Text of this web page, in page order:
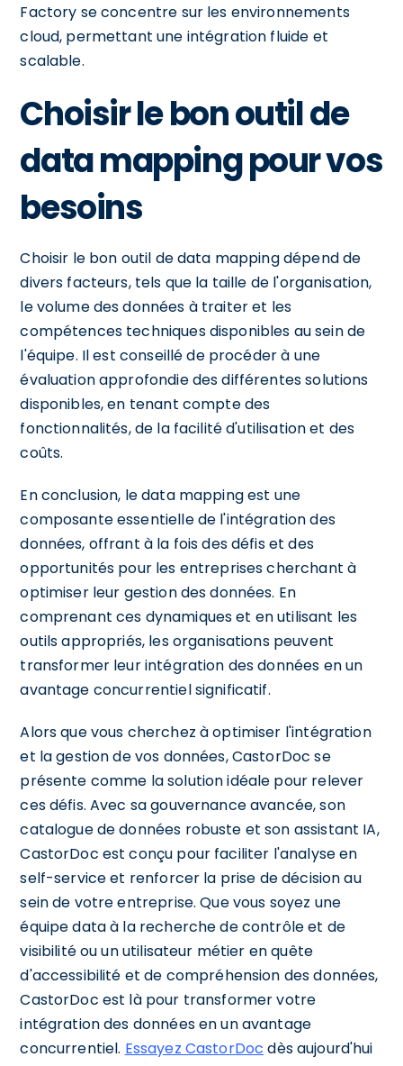
Factory se concentre sur les environnements
cloud, permettant une intégration fluide et
scalable.
Choisir le bon outil de
data mapping pour vos
besoins
Choisir le bon outil de data mapping dépend de
divers facteurs, tels que la taille de l'organisation,
le volume des données à traiter et les
compétences techniques disponibles au sein de
l'équipe. Il est conseillé de procéder à une
évaluation approfondie des différentes solutions
disponibles, en tenant compte des
fonctionnalités, de la facilité d'utilisation et des
coûts.
En conclusion, le data mapping est une
composante essentielle de l'intégration des
données, offrant à la fois des défis et des
opportunités pour les entreprises cherchant à
optimiser leur gestion des données. En
comprenant ces dynamiques et en utilisant les
outils appropriés, les organisations peuvent
transformer leur intégration des données en un
avantage concurrentiel significatif.
Alors que vous cherchez à optimiser l'intégration
et la gestion de vos données, CastorDoc se
présente comme la solution idéale pour relever
ces défis. Avec sa gouvernance avancée, son
catalogue de données robuste et son assistant IA,
CastorDoc est conçu pour faciliter l'analyse en
self-service et renforcer la prise de décision au
sein de votre entreprise. Que vous soyez une
équipe data à la recherche de contrôle et de
visibilité ou un utilisateur métier en quête
d'accessibilité et de compréhension des données,
CastorDoc est là pour transformer votre
intégration des données en un avantage
concurrentiel. Essayez CastorDoc dès aujourd'hui